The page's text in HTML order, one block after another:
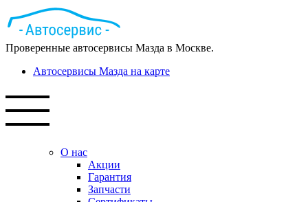
Проверенные автосервисы Мазда в Москве.
Автосервисы Мазда на карте
О нас
Акции
Гарантия
Запчасти